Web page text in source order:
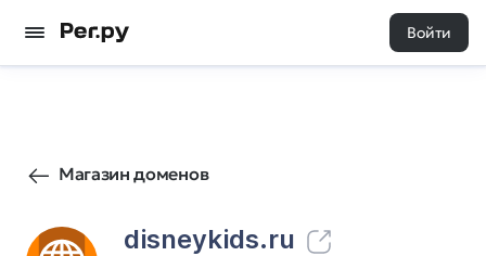
Войти
Магазин доменов
disneykids.ru
17 0